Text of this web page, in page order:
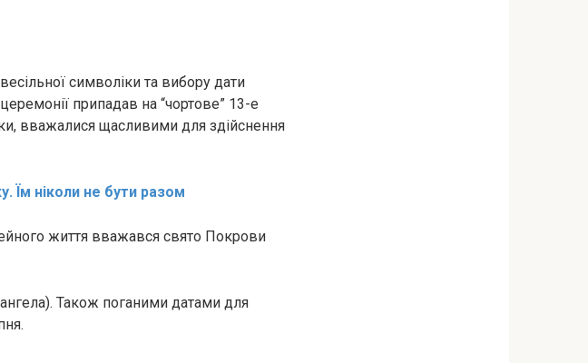
символіки та вибору дати
припадав на “чортове” 13-е
вважалися щасливими для здійснення
Їм ніколи не бути разом
життя вважався свято Покрови
Також поганими датами для